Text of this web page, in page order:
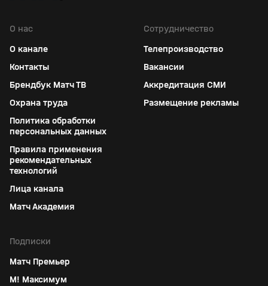
О нас
О канале
Контакты
Брендбук Матч ТВ
Охрана труда
Политика обработки
персональных данных
Правила применения
рекомендательных
технологий
Лица канала
Матч Академия
Сотрудничество
Телепроизводство
Вакансии
Аккредитация СМИ
Размещение рекламы
Подписки
Матч Премьер
М! Максимум